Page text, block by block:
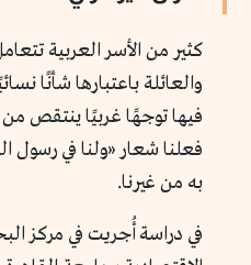
كثير من الأسر العربية
والعائلة باعتبارها شأنًا
فيها توجهًا غربيًا ينتقص
فعلنا شعار «ولنا في رسول
به من غيرنا.
في دراسة أُجريت في مركز